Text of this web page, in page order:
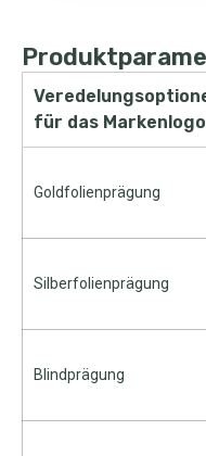
für das Markenlogo
Goldfolienprägung
Silberfolienprägung
Blindprägung